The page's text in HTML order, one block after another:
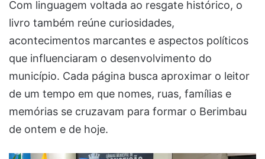
Com linguagem voltada ao resgate histórico, o
livro também reúne curiosidades,
acontecimentos marcantes e aspectos políticos
que influenciaram o desenvolvimento do
município. Cada página busca aproximar o leitor
de um tempo em que nomes, ruas, famílias e
memórias se cruzavam para formar o Berimbau
de ontem e de hoje.